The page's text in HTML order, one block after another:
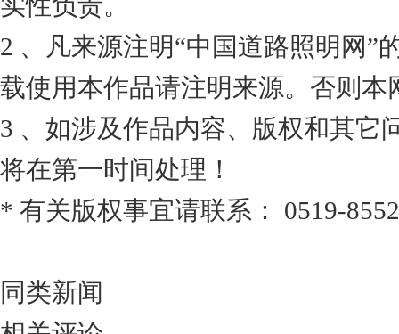
2 、凡来源注明“中国道路照明网”
载使用本作品请注明来源。否则
3 、如涉及作品内容、版权和其它
将在第一时间处理！
* 有关版权事宜请联系： 0519-
同类新闻